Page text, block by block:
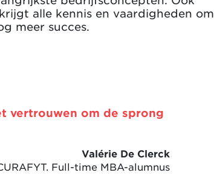
alle kennis en vaardigheden om
meer succes.
vertrouwen om de sprong
Valérie De Clerck
Full-time MBA-alumnus